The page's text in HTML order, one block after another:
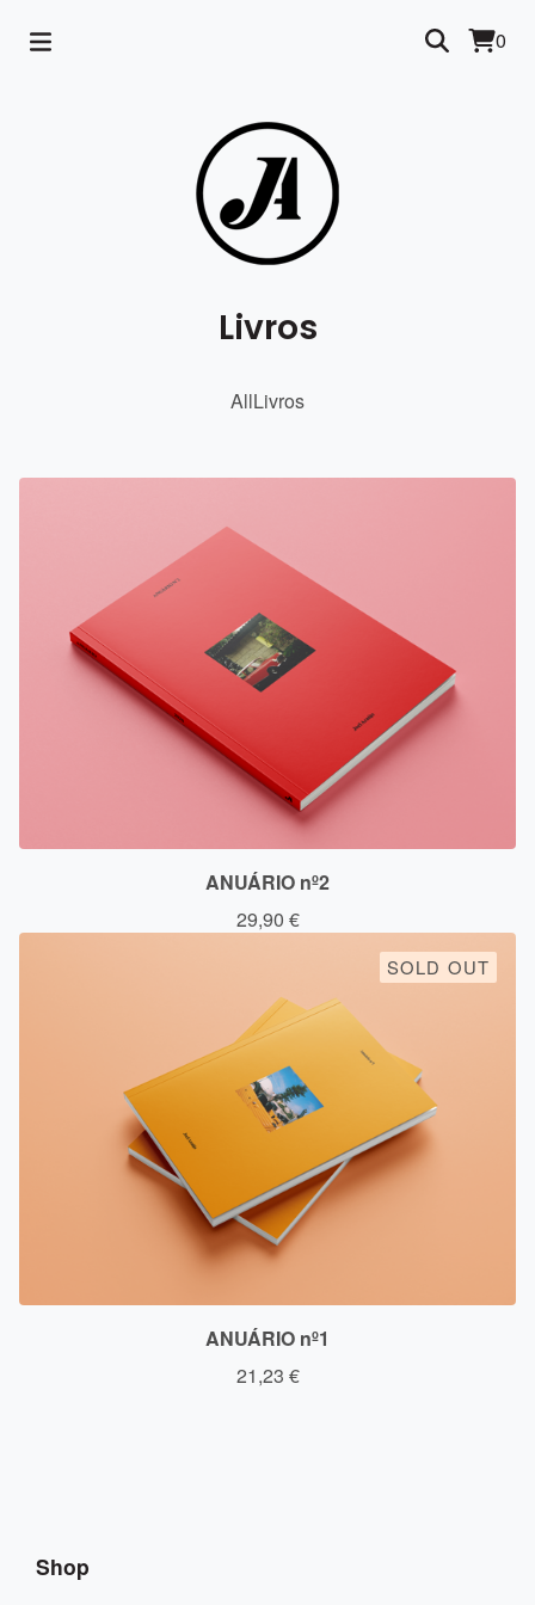
0
Livros
AllLivros
ANUÁRIO nº2
29,90 €
SOLD OUT
ANUÁRIO nº1
21,23 €
Shop